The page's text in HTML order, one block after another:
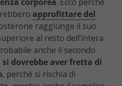
approfittare del
raggiunge il suo
al resto dell’intera
anche il secondo
si dovrebbe aver fretta di
, perché si rischia di